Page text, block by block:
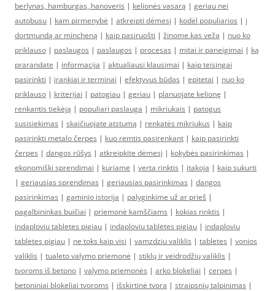
berlynas, hamburgas, hanoveris | kelionės vasarą | geriau nei
autobusu | kam pirmenybė | atkreipti dėmesį | kodėl populiarios | į
dortmundą ar mincheną | kaip pasiruošti | žinome kas veža | nuo ko
priklauso | paslaugos | paslaugos | procesas | mitai ir paneigimai | ką
prarandate | informacija | aktualiausi klausimai | kaip teisingai
pasirinkti | įrankiai ir terminai | efektyvus būdas | epitetai | nuo ko
priklauso | kriterijai | patogiau | geriau | planuojate kelionę |
renkantis tiekėją | populiari paslauga | mikriukais | patogus
susisiekimas | skaičiuojate atstumą | renkatės mikriukus | kaip
pasirinkti metalo čerpes | kuo remtis pasirenkant | kaip pasirinkti
čerpes | dangos rūšys | atkreipkite dėmesį | kokybės pasirinkimas |
ekonomiški sprendimai | kuriame | verta rinktis | įtakoja | kaip sukurti
| geriausias sprendimas | geriausias pasirinkimas | dangos
pasirinkimas | gaminio istorija | palyginkime už ar prieš |
pagalbininkas buičiai | priemonė kamščiams | kokias rinktis |
indaploviu tabletes pigiau | indaploviu tabletes pigiau | indaploviu
tabletes pigiau | ne toks kaip visi | vamzdziu valiklis | tabletes | vonios
valiklis | tualeto valymo priemonė | stiklų ir veidrodžių valiklis |
tvoroms iš betono | valymo priemonės | arko blokeliai | cerpes |
betoniniai blokeliai tvoroms | išskirtinė tvora | straipsnių talpinimas |